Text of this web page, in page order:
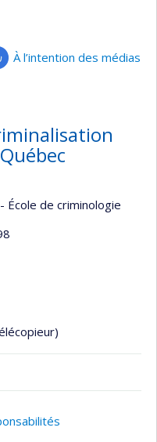
À l’intention des médias
École de criminologie